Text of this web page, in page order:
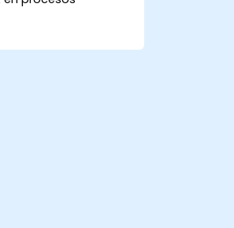
personalizados y
preconstruidos en